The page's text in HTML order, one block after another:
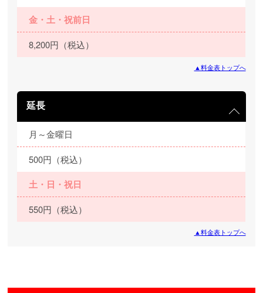
金・土・祝前日
8,200円（税込）
▲料金表トップへ
延長
月～金曜日
500円（税込）
土・日・祝日
550円（税込）
▲料金表トップへ